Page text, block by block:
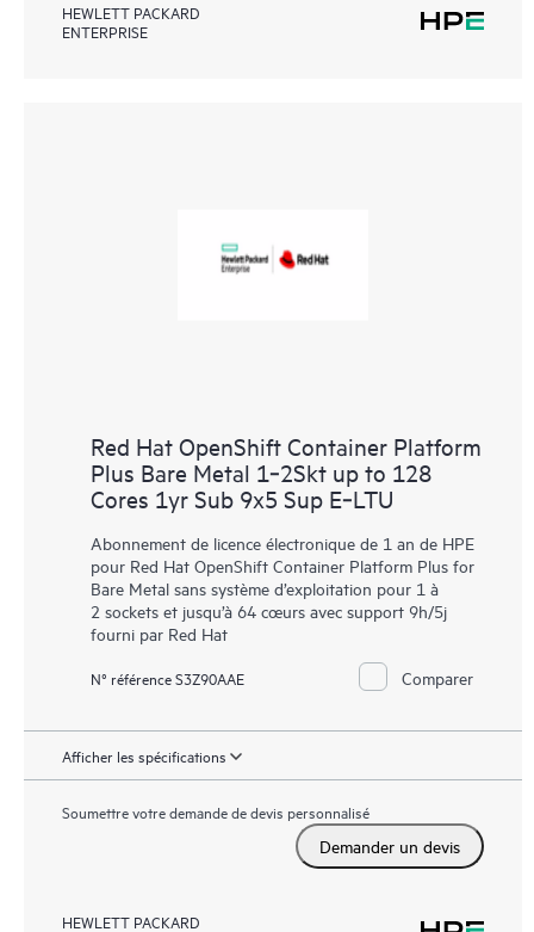
HEWLETT PACKARD
ENTERPRISE
Red Hat OpenShift Container Platform
Plus Bare Metal 1‑2Skt up to 128
Cores 1yr Sub 9x5 Sup E‑LTU
Abonnement de licence électronique de 1 an de HPE
pour Red Hat OpenShift Container Platform Plus for
Bare Metal sans système d’exploitation pour 1 à
2 sockets et jusqu’à 64 cœurs avec support 9h/5j
fourni par Red Hat
N° référence S3Z90AAE Comparer
Afficher les spécifications
Soumettre votre demande de devis personnalisé
Demander un devis
HEWLETT PACKARD